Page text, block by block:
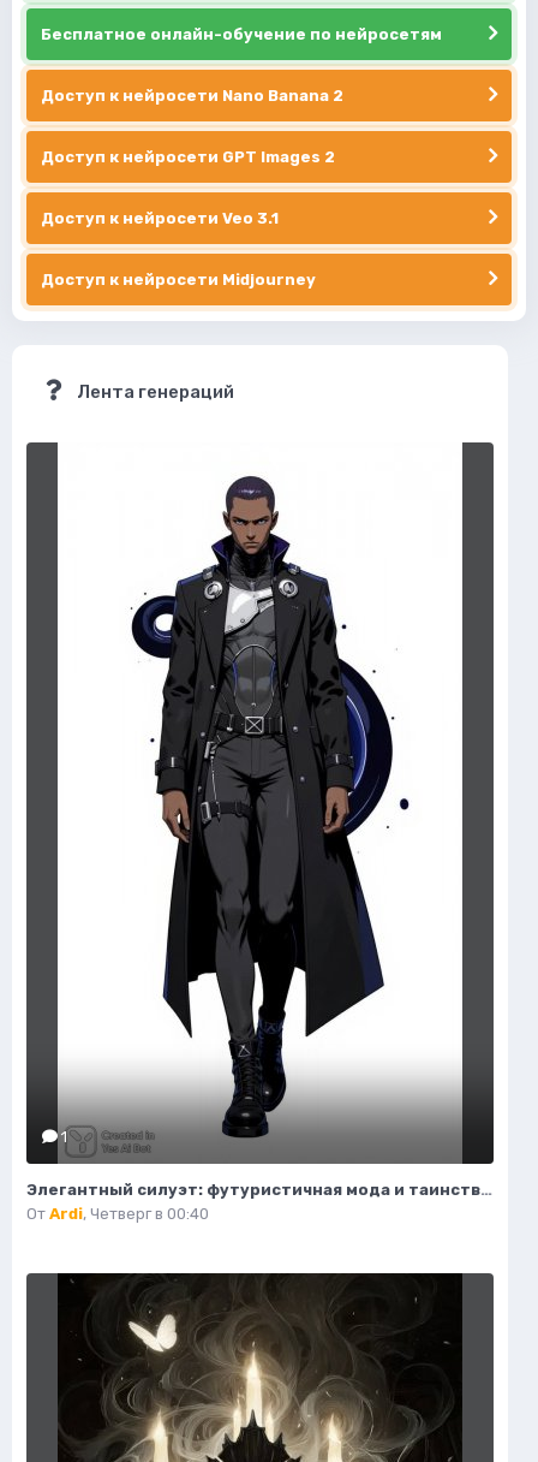
Бесплатное онлайн-обучение по нейросетям
Доступ к нейросети Nano Banana 2
Доступ к нейросети GPT Images 2
Доступ к нейросети Veo 3.1
Доступ к нейросети Midjourney
Лента генераций
1
Элегантный силуэт: футуристичная мода и таинственный воитель пустоты. Генерация из нейронной сети Flux Ai
От Ardi, Четверг в 00:40